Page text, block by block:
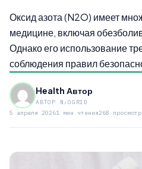
Оксид азота (N2O) имеет
медицине, включая
Однако его использование
соблюдения правил
Health Автор
АВТОР N₂OGRID
5 апреля 20261 мин чтения268